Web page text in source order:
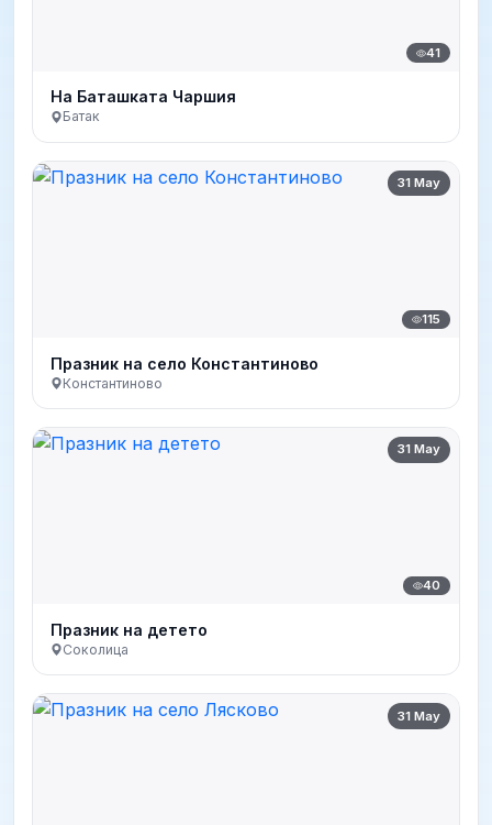
41
На Баташката Чаршия
Батак
31 May
115
Празник на село Константиново
Константиново
31 May
40
Празник на детето
Соколица
31 May